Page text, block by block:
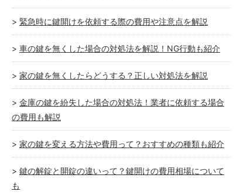
緊急時に鍵開けを依頼する際の費用や注意点を解説
車の鍵を無くした場合の対処法を解説！NG行動も紹介
家の鍵を無くしたらどうする？正しい対処法を解説
金庫の鍵を紛失した場合の対処法！業者に依頼する場合
の費用も解説
家の鍵を変える方法や費用って？おすすめの種類も紹介
鍵の解錠と開錠の違いって？鍵開けの費用相場について
も